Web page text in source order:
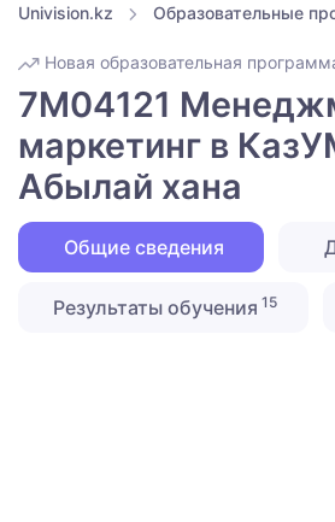
Univision.kz Образовательные
Новая образовательная
7M04121
маркетинг в
Абылай хана
Общие сведения
Результаты обучения 15